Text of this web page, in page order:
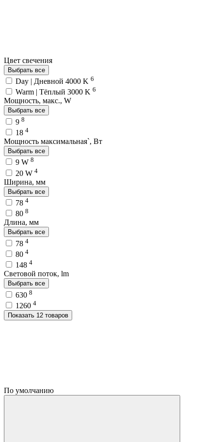
Цвет свечения
Выбрать все
Day | Дневной 4000 K 6
Warm | Тёплый 3000 K 6
Мощность, макс., W
Выбрать все
9 8
18 4
Мощность максимальная`, Вт
Выбрать все
9 W 8
20 W 4
Ширина, мм
Выбрать все
78 4
80 8
Длина, мм
Выбрать все
78 4
80 4
148 4
Световой поток, lm
Выбрать все
630 8
1260 4
Показать 12 товаров
По умолчанию